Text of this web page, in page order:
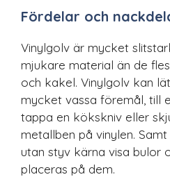
Fördelar och
Vinylgolv är mycket
mjukare material än de
och kakel. Vinylgolv kan
mycket vassa föremål, till
tappa en kökskniv eller
metallben på vinylen.
utan styv kärna visa bulor
placeras på dem.